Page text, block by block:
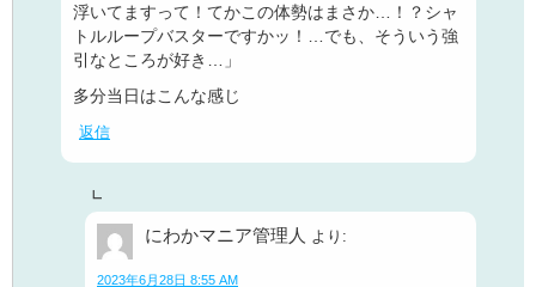
浮いてますって！てかこの体勢はまさか…！？シャ
トルループバスターですかッ！…でも、そういう強
引なところが好き…」
多分当日はこんな感じ
返信
にわかマニア管理人 より:
2023年6月28日 8:55 AM